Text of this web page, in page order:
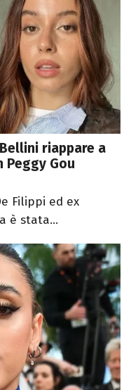
riappare a
Gou
Filippi ed ex
è stata...